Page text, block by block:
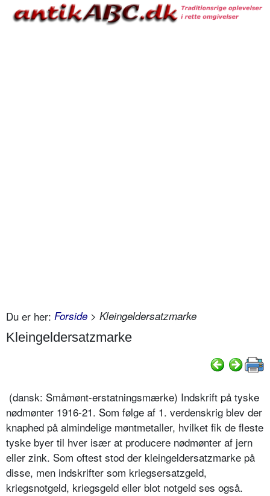
Du er her: Forside > Kleingeldersatzmarke
Kleingeldersatzmarke
(dansk: Småmønt-erstatningsmærke) Indskrift på tyske
nødmønter 1916-21. Som følge af 1. verdenskrig blev der
knaphed på almindelige møntmetaller, hvilket fik de fleste
tyske byer til hver især at producere nødmønter af jern
eller zink. Som oftest stod der kleingeldersatzmarke på
disse, men indskrifter som kriegsersatzgeld,
kriegsnotgeld, kriegsgeld eller blot notgeld ses også.